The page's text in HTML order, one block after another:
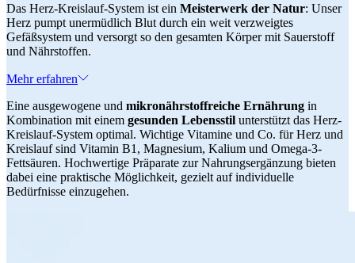
Das Herz-Kreislauf-System ist ein Meisterwerk der Natur: Unser
Herz pumpt unermüdlich Blut durch ein weit verzweigtes
Gefäßsystem und versorgt so den gesamten Körper mit Sauerstoff
und Nährstoffen.
Mehr erfahren
Eine ausgewogene und mikronährstoffreiche Ernährung in
Kombination mit einem gesunden Lebensstil unterstützt das Herz-
Kreislauf-System optimal. Wichtige Vitamine und Co. für Herz und
Kreislauf sind Vitamin B1, Magnesium, Kalium und Omega-3-
Fettsäuren. Hochwertige Präparate zur Nahrungsergänzung bieten
dabei eine praktische Möglichkeit, gezielt auf individuelle
Bedürfnisse einzugehen.